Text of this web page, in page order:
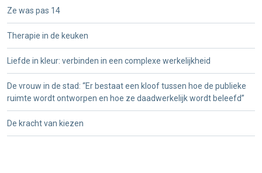
Ze was pas 14
Therapie in de keuken
Liefde in kleur: verbinden in een complexe werkelijkheid
De vrouw in de stad: “Er bestaat een kloof tussen hoe de publieke
ruimte wordt ontworpen en hoe ze daadwerkelijk wordt beleefd”
De kracht van kiezen